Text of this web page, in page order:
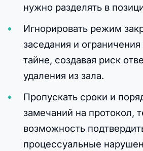
нужно разделять в
Игнорировать режим
заседания и
тайне, создавая риск
удаления из зала.
Пропускать сроки и
замечаний на протокол,
возможность
процессуальные